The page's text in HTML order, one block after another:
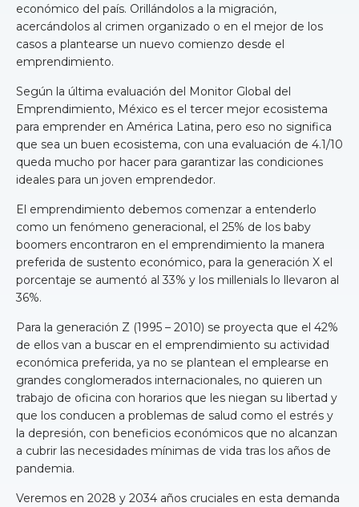
económico del país. Orillándolos a la migración,
acercándolos al crimen organizado o en el mejor de los
casos a plantearse un nuevo comienzo desde el
emprendimiento.
Según la última evaluación del Monitor Global del
Emprendimiento, México es el tercer mejor ecosistema
para emprender en América Latina, pero eso no significa
que sea un buen ecosistema, con una evaluación de 4.1/10
queda mucho por hacer para garantizar las condiciones
ideales para un joven emprendedor.
El emprendimiento debemos comenzar a entenderlo
como un fenómeno generacional, el 25% de los baby
boomers encontraron en el emprendimiento la manera
preferida de sustento económico, para la generación X el
porcentaje se aumentó al 33% y los millenials lo llevaron al
36%.
Para la generación Z (1995 – 2010) se proyecta que el 42%
de ellos van a buscar en el emprendimiento su actividad
económica preferida, ya no se plantean el emplearse en
grandes conglomerados internacionales, no quieren un
trabajo de oficina con horarios que les niegan su libertad y
que los conducen a problemas de salud como el estrés y
la depresión, con beneficios económicos que no alcanzan
a cubrir las necesidades mínimas de vida tras los años de
pandemia.
Veremos en 2028 y 2034 años cruciales en esta demanda